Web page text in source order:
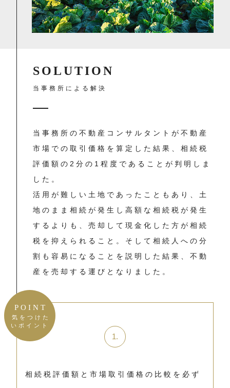
SOLUTION
当事務所による解決
当事務所の不動産コンサルタントが不動産
市場での取引価格を算定した結果、相続税
評価額の2分の1程度であることが判明しま
した。
活用が難しい土地であったこともあり、土
地のまま相続が発生し高額な相続税が発生
するよりも、売却して現金化した方が相続
税を抑えられること。そして相続人への分
割も容易になることを説明した結果、不動
産を売却する運びとなりました。
POINT
気をつけた
いポイント
相続税評価額と市場取引価格の比較を必ず